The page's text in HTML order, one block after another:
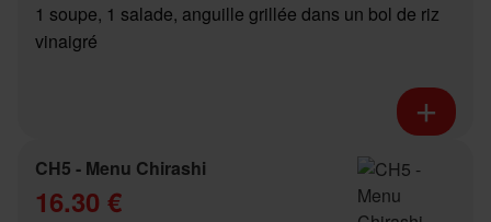
1 soupe, 1 salade, anguille grillée dans un bol de riz
vinaigré
CH5 - Menu Chirashi
16.30 €